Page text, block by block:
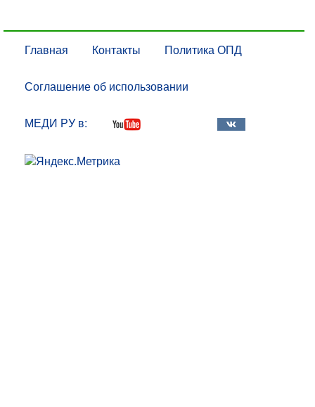
Главная Контакты Политика ОПД
Соглашение об использовании
МЕДИ РУ в: